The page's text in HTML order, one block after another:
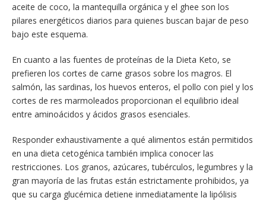
aceite de coco, la mantequilla orgánica y el ghee son los
pilares energéticos diarios para quienes buscan bajar de peso
bajo este esquema.
En cuanto a las fuentes de proteínas de la Dieta Keto, se
prefieren los cortes de carne grasos sobre los magros. El
salmón, las sardinas, los huevos enteros, el pollo con piel y los
cortes de res marmoleados proporcionan el equilibrio ideal
entre aminoácidos y ácidos grasos esenciales.
Responder exhaustivamente a qué alimentos están permitidos
en una dieta cetogénica también implica conocer las
restricciones. Los granos, azúcares, tubérculos, legumbres y la
gran mayoría de las frutas están estrictamente prohibidos, ya
que su carga glucémica detiene inmediatamente la lipólisis